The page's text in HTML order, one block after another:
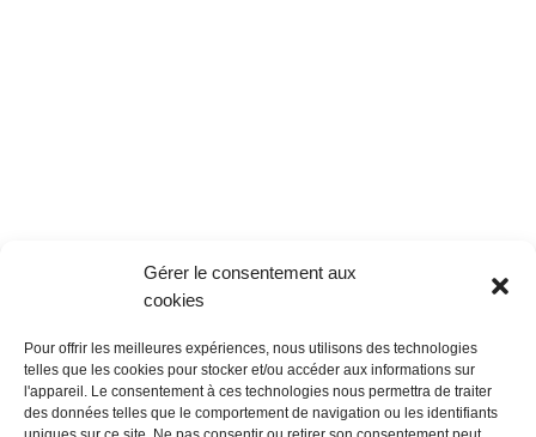
Gérer le consentement aux
cookies
Pour offrir les meilleures expériences, nous utilisons des technologies
telles que les cookies pour stocker et/ou accéder aux informations sur
l'appareil. Le consentement à ces technologies nous permettra de traiter
des données telles que le comportement de navigation ou les identifiants